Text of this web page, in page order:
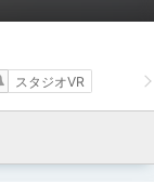
スタジオVR